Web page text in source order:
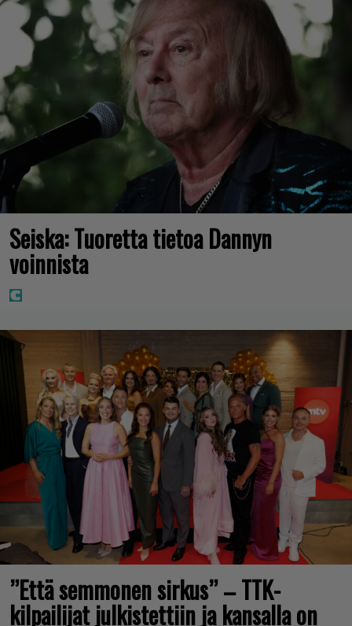
Seiska: Tuoretta tietoa Dannyn
voinnista
”Että semmonen sirkus” – TTK-
kilpailijat julkistettiin ja kansalla on